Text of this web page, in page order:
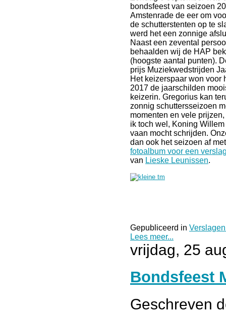
bondsfeest van seizoen
Amstenrade de eer om
de schutterstenten op te
werd het een zonnige
Naast een zevental
behaalden wij de HAP
(hoogste aantal punten).
prijs Muziekwedstrijden
Het keizerspaar won voor
2017 de jaarschilden
keizerin. Gregorius kan
zonnig schuttersseizoen
momenten en vele
ik toch wel, Koning
vaan mocht schrijden.
dan ook het seizoen af
fotoalbum voor een
van Lieske Leunissen.
Gepubliceerd in
Lees meer...
vrijdag, 25
Bondsfeest
Geschreven